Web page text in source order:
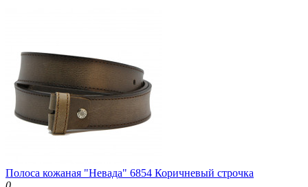
Полоса кожаная "Невада" 6854 Коричневый строчка